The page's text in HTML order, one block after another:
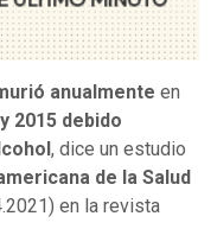
anualmente en
2015 debido
, dice un estudio
de la Salud
en la revista